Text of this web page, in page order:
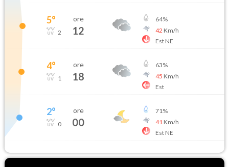
5°
2
ore
12
64%
42 Km/h
Est NE
4°
1
ore
18
63%
45 Km/h
Est
2°
0
ore
00
71%
41 Km/h
Est NE